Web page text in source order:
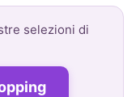
selezioni di